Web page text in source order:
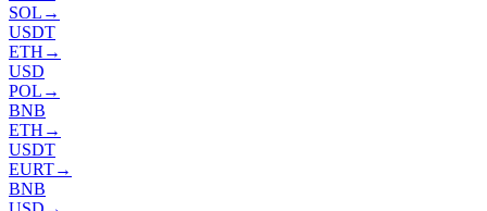
SOL →
USDT
ETH →
USD
POL →
BNB
ETH →
USDT
EURT→
BNB